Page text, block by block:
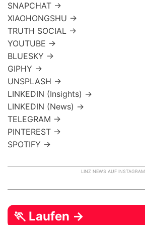
SNAPCHAT →
XIAOHONGSHU →
TRUTH SOCIAL →
YOUTUBE →
BLUESKY →
GIPHY →
UNSPLASH →
LINKEDIN (Insights) →
LINKEDIN (News) →
TELEGRAM →
PINTEREST →
SPOTIFY →
LINZ NEWS AUF INSTAGRAM
🏃 Laufen →